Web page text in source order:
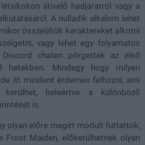
átívelő hadjáratról vagy a
A nulladik alkalom lehet
összeültök karaktereket alkotni
vagy lehet egy folyamatos
chaten pörgettek az első
hetekben. Mindegy hogy milyen
itt mindent érdemes felhozni, ami
kerülhet, beleértve a különböző
is.
olyan előre megírt modult futtattok,
Maiden, előkerülhetnek olyan